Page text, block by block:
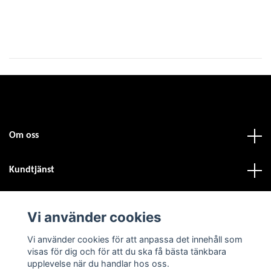
Om oss
Kundtjänst
Sociala medier
Vi använder cookies
Vi använder cookies för att anpassa det innehåll som
visas för dig och för att du ska få bästa tänkbara
upplevelse när du handlar hos oss.